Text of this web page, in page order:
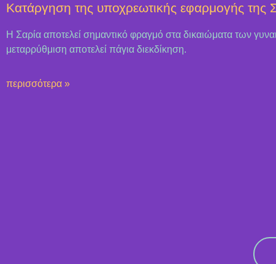
Κατάργηση της υποχρεωτικής εφαρμογής της
Η Σαρία αποτελεί σημαντικό φραγμό στα δικαιώματα των
μεταρρύθμιση αποτελεί πάγια διεκδίκηση.
περισσότερα »